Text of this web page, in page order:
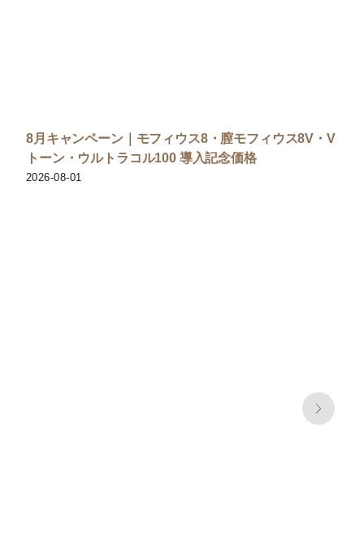
8月キャンペーン｜モフィウス8・膣モフィウス8V・V
トーン・ウルトラコル100 導入記念価格
2026-08-01